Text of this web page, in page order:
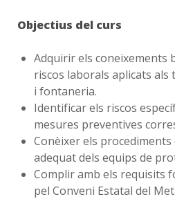
Objectius del curs
Adquirir els coneixements
riscos laborals aplicats als
i fontaneria.
Identificar els riscos
mesures preventives
Conèixer els procediments
adequat dels equips de
Complir amb els requisits
pel Conveni Estatal del